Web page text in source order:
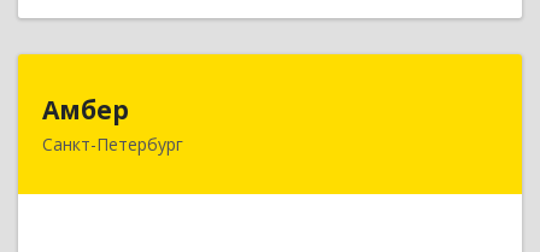
Амбер
Санкт-Петербург
191119, Санкт-Петербург г, Правды ул, дом №